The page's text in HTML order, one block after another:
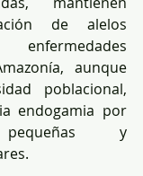
de alelos
aunque
poblacional,
endogamia por
pequeñas y